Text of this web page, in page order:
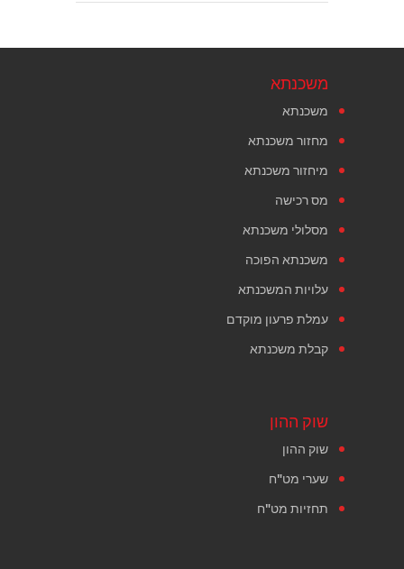
משכנתא
משכנתא
מחזור משכנתא
מיחזור משכנתא
מס רכישה
מסלולי משכנתא
משכנתא הפוכה
עלויות המשכנתא
עמלת פרעון מוקדם
קבלת משכנתא
שוק ההון
שוק ההון
שערי מט"ח
תחזיות מט"ח